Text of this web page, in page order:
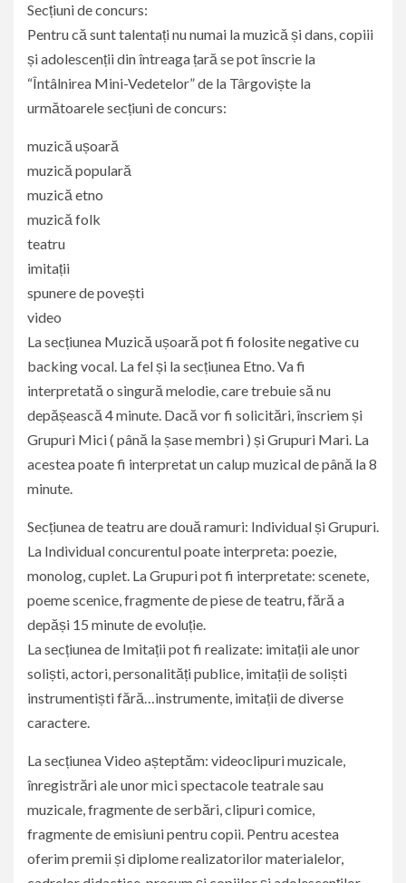
Secțiuni de concurs:
Pentru că sunt talentați nu numai la muzică și dans, copiii
și adolescenții din întreaga țară se pot înscrie la
“Întâlnirea Mini-Vedetelor” de la Târgoviște la
următoarele secțiuni de concurs:
muzică ușoară
muzică populară
muzică etno
muzică folk
teatru
imitații
spunere de povești
video
La secțiunea Muzică ușoară pot fi folosite negative cu
backing vocal. La fel și la secțiunea Etno. Va fi
interpretată o singură melodie, care trebuie să nu
depășească 4 minute. Dacă vor fi solicitări, înscriem și
Grupuri Mici ( până la șase membri ) și Grupuri Mari. La
acestea poate fi interpretat un calup muzical de până la 8
minute.
Secțiunea de teatru are două ramuri: Individual și Grupuri.
La Individual concurentul poate interpreta: poezie,
monolog, cuplet. La Grupuri pot fi interpretate: scenete,
poeme scenice, fragmente de piese de teatru, fără a
depăși 15 minute de evoluție.
La secțiunea de Imitații pot fi realizate: imitații ale unor
soliști, actori, personalități publice, imitații de soliști
instrumentiști fără…instrumente, imitații de diverse
caractere.
La secțiunea Video așteptăm: videoclipuri muzicale,
înregistrări ale unor mici spectacole teatrale sau
muzicale, fragmente de serbări, clipuri comice,
fragmente de emisiuni pentru copii. Pentru acestea
oferim premii și diplome realizatorilor materialelor,